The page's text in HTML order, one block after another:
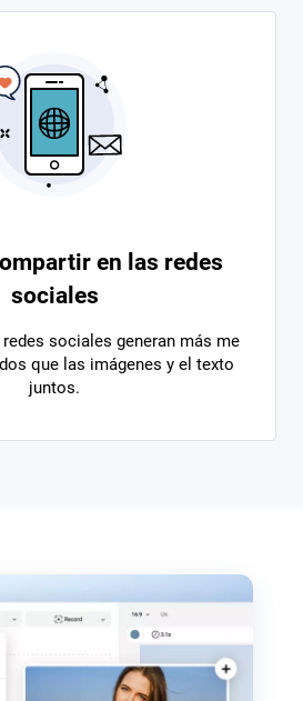
en las redes
sociales
sociales generan más me
que las imágenes y el texto
juntos.